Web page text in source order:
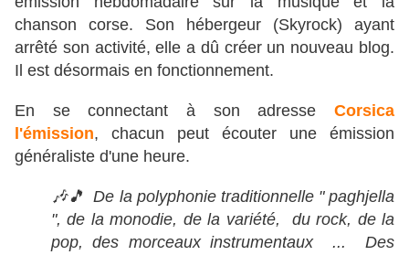
chanson corse. Son hébergeur (Skyrock) ayant
arrêté son activité, elle a dû créer un nouveau blog.
Il est désormais en fonctionnement.
En se connectant à son adresse Corsica
l'émission, chacun peut écouter une émission
généraliste d'une heure.
🎶🎵 De la polyphonie traditionnelle " paghjella
", de la monodie, de la variété, du rock, de la
pop, des morceaux instrumentaux ... Des